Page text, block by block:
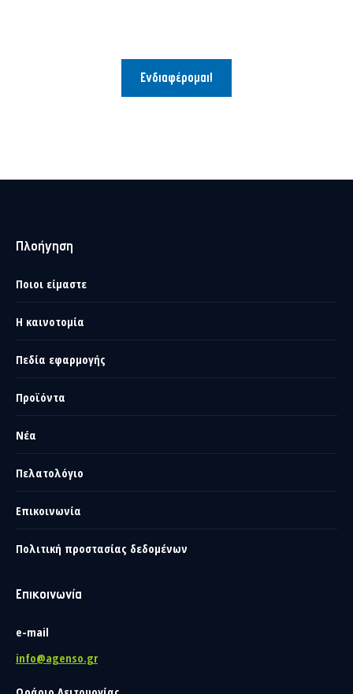
Ενδιαφέρομαι!
Πλοήγηση
Ποιοι είμαστε
Η καινοτομία
Πεδία εφαρμογής
Προϊόντα
Νέα
Πελατολόγιο
Επικοινωνία
Πολιτική προστασίας δεδομένων
Επικοινωνία
e-mail
info@agenso.gr